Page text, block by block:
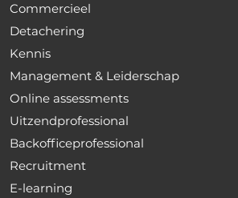
Commercieel
Detachering
Kennis
Management & Leiderschap
Online assessments
Uitzendprofessional
Backofficeprofessional
Recruitment
E-learning